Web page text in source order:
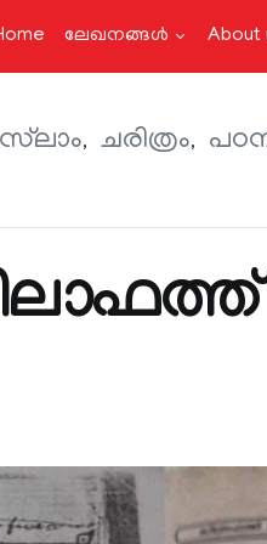
ലേഖനങ്ങള്‍ About
ചരിത്രം